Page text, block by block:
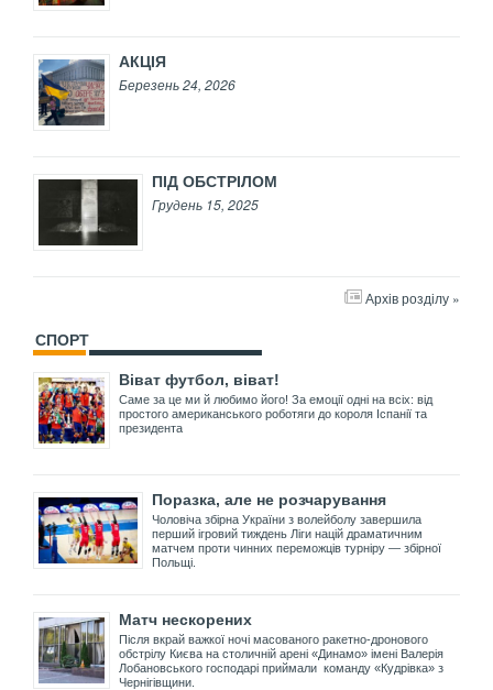
АКЦІЯ
Березень 24, 2026
ПІД ОБСТРІЛОМ
Грудень 15, 2025
Архів розділу »
СПОРТ
Віват футбол, віват!
Саме за це ми й любимо його! За емоції одні на всіх: від
простого американського роботяги до короля Іспанії та
президента
Поразка, але не розчарування
Чоловіча збірна України з волейболу завершила
перший ігровий тиждень Ліги націй драматичним
матчем проти чинних переможців турніру — збірної
Польщі.
Матч нескорених
Після вкрай важкої ночі масованого ракетно-дронового
обстрілу Києва на столичній арені «Динамо» імені Валерія
Лобановського господарі приймали команду «Кудрівка» з
Чернігівщини.